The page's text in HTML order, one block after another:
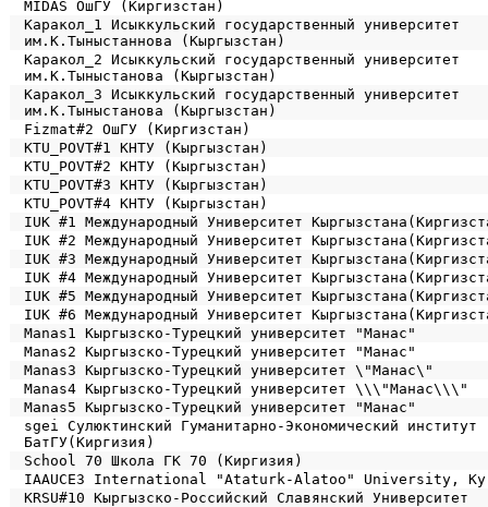
MIDAS ОшГУ (Киргизстан)
Каракол_1 Исыккульский государственный университет
им.К.Тыныстаннова (Кыргызстан)
Каракол_2 Исыккульский государственный университет
им.К.Тыныстанова (Кыргызстан)
Каракол_3 Исыккульский государственный университет
им.К.Тыныстанова (Кыргызстан)
Fizmat#2 ОшГУ (Киргизстан)
KTU_POVT#1 КНТУ (Кыргызстан)
KTU_POVT#2 КНТУ (Кыргызстан)
KTU_POVT#3 КНТУ (Кыргызстан)
KTU_POVT#4 КНТУ (Кыргызстан)
IUK #1 Международный Университет
IUK #2 Международный Университет
IUK #3 Международный Университет
IUK #4 Международный Университет
IUK #5 Международный Университет
IUK #6 Международный Университет
Manas1 Кыргызско-Турецкий университет "Манас"
Manas2 Кыргызско-Турецкий университет "Манас"
Manas3 Кыргызско-Турецкий университет \"Манас\"
Manas4 Кыргызско-Турецкий университет \\\"Манас\\\"
Manas5 Кыргызско-Турецкий университет "Манас"
sgei Сулюктинский Гуманитарно-Экономический институт
БатГУ(Киргизия)
School 70 Школа ГК 70 (Киргизия)
IAAUCE3 International "Ataturk-Alatoo" University,
KRSU#10 Кыргызско-Российский Славянский Университет